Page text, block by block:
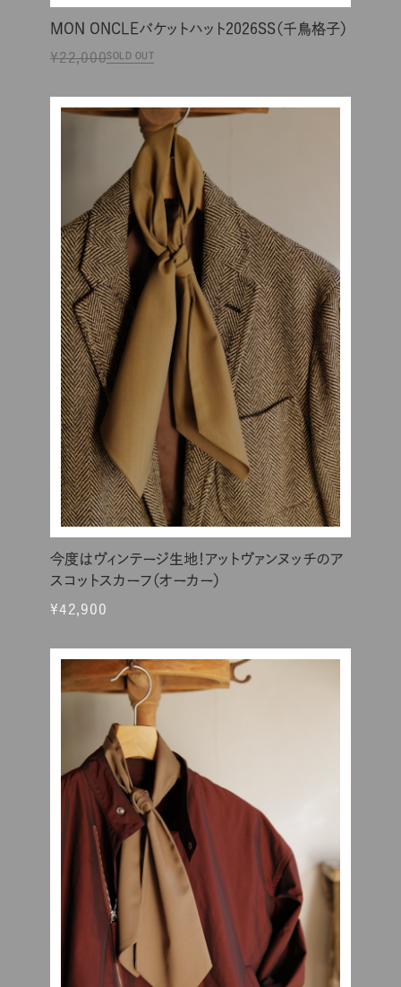
MON ONCLEバケットハット2026SS（千鳥格子）
¥22,000SOLD OUT
今度はヴィンテージ生地！アットヴァンヌッチのア
スコットスカーフ（オーカー）
¥42,900